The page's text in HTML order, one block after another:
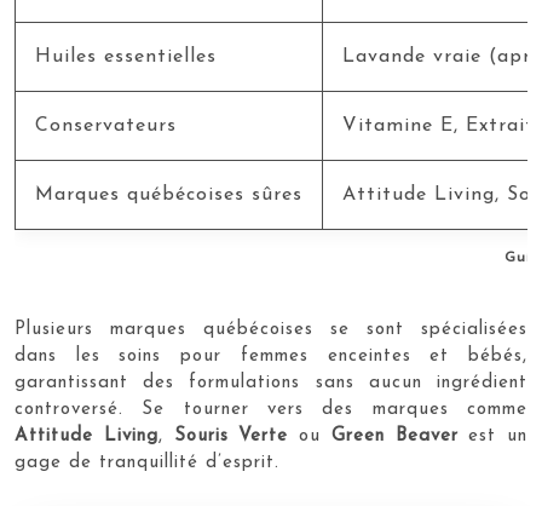
Huiles essentielles Lavande vraie
Conservateurs Vitamine E, Extrait
Marques québécoises sûres Attitude Living,
Plusieurs marques québécoises se sont spécialisées
dans les soins pour femmes enceintes et bébés,
garantissant des formulations sans aucun ingrédient
controversé. Se tourner vers des marques comme
Attitude Living, Souris Verte ou Green Beaverest un
gage de tranquillité d’esprit.